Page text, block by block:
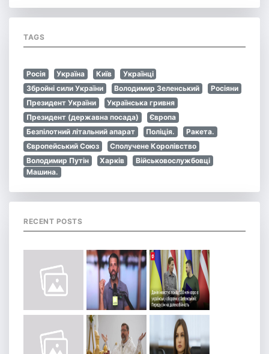
TAGS
Росія Україна Київ
Українці
Збройні сили України
Володимир Зеленський
Росіяни
Президент України
Українська гривня
Президент (державна посада)
Європа
Безпілотний літальний апарат
Поліція.
Ракета.
Європейський Союз
Сполучене Королівство
Володимир Путін
Харків
Військовослужбовці
Машина.
RECENT POSTS